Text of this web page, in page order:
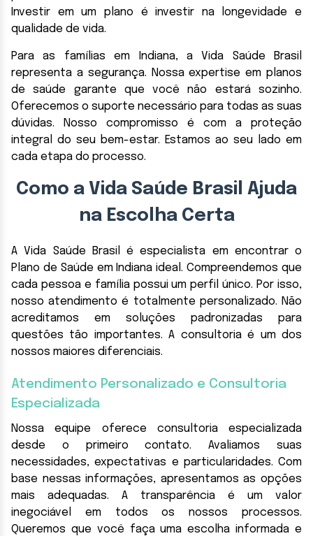
Investir em um plano é investir na longevidade e
qualidade de vida.
Para as famílias em Indiana, a Vida Saúde Brasil
representa a segurança. Nossa expertise em planos
de saúde garante que você não estará sozinho.
Oferecemos o suporte necessário para todas as suas
dúvidas. Nosso compromisso é com a proteção
integral do seu bem-estar. Estamos ao seu lado em
cada etapa do processo.
Como a Vida Saúde Brasil Ajuda
na Escolha Certa
A Vida Saúde Brasil é especialista em encontrar o
Plano de Saúde em Indiana ideal. Compreendemos que
cada pessoa e família possui um perfil único. Por isso,
nosso atendimento é totalmente personalizado. Não
acreditamos em soluções padronizadas para
questões tão importantes. A consultoria é um dos
nossos maiores diferenciais.
Atendimento Personalizado e Consultoria
Especializada
Nossa equipe oferece consultoria especializada
desde o primeiro contato. Avaliamos suas
necessidades, expectativas e particularidades. Com
base nessas informações, apresentamos as opções
mais adequadas. A transparência é um valor
inegociável em todos os nossos processos.
Queremos que você faça uma escolha informada e